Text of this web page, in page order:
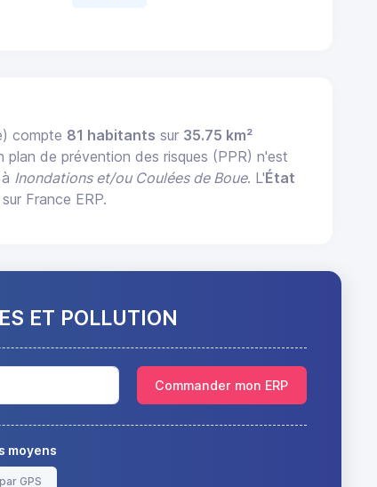
compte 81 habitants sur 35.75 km²
plan de prévention des risques (PPR) n'est
Inondations et/ou Coulées de Boue. L'État
France ERP.
ET POLLUTION
Commander mon ERP
moyens
GPS